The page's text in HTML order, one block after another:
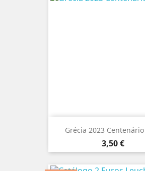
Grécia 2023 Centenário
Preço
3,50 €